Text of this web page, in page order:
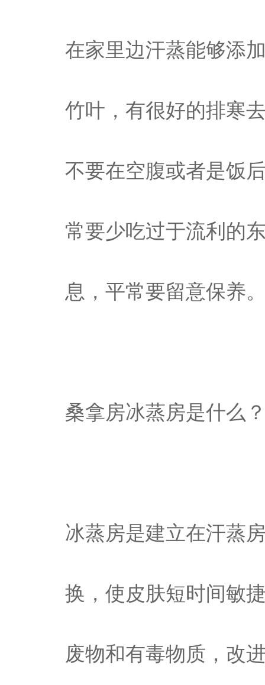
在家里边汗蒸能够添
竹叶，有很好的排寒
不要在空腹或者是饭
常要少吃过于流利的
息，平常要留意保养
桑拿房冰蒸房是什么
冰蒸房是建立在汗蒸
换，使皮肤短时间敏
废物和有毒物质，改